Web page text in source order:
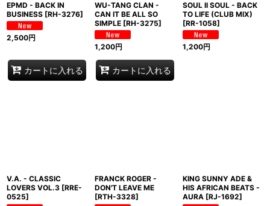
EPMD - BACK IN
BUSINESS [RH-3276]
2,500円
カートに入れる
WU-TANG CLAN -
CAN IT BE ALL SO
SIMPLE [RH-3275]
1,200円
カートに入れる
SOUL II SOUL - BACK
TO LIFE (CLUB MIX)
[RR-1058]
1,200円
V.A. - CLASSIC
LOVERS VOL.3 [RRE-
0525]
FRANCK ROGER -
DON'T LEAVE ME
[RTH-3328]
KING SUNNY ADE &
HIS AFRICAN BEATS -
AURA [RJ-1692]